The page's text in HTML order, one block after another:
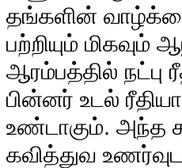
தங்களின்
பற்றியும்
ஆரம்பத்தில் நட்பு
பின்னர் உடல்
உண்டாகும். அந்த
கவித்துவ